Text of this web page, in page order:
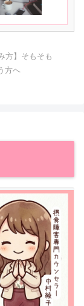
方】そもそも
方へ